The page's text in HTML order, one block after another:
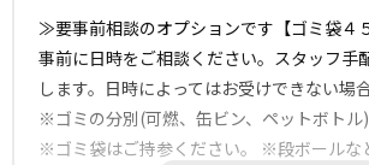
≫要事前相談のオプションです【ゴミ袋４
事前に日時をご相談ください。スタッフ手
します。日時によってはお受けできない場
※ゴミの分別(可燃、缶ビン、ペットボトル)
※ゴミ袋はご持参ください。 ※段ボールな